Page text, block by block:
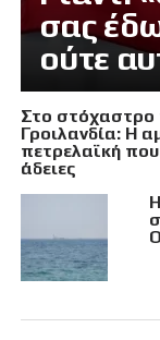
σας
ούτε
Στο στόχαστρο
Γροιλανδία: Η
πετρελαϊκή
άδειες